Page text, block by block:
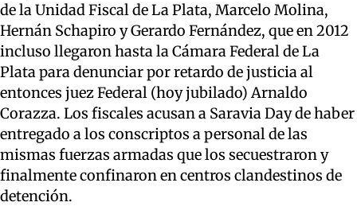
de la Unidad Fiscal de La Plata, Marcelo Molina,
Hernán Schapiro y Gerardo Fernández, que en 2012
incluso llegaron hasta la Cámara Federal de La
Plata para denunciar por retardo de justicia al
entonces juez Federal (hoy jubilado) Arnaldo
Corazza. Los fiscales acusan a Saravia Day de haber
entregado a los conscriptos a personal de las
mismas fuerzas armadas que los secuestraron y
finalmente confinaron en centros clandestinos de
detención.